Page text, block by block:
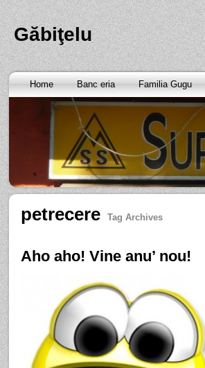
Găbiţelu
Home Banc eria Familia Gugu
petrecere Tag Archives
Aho aho! Vine anu’ nou!